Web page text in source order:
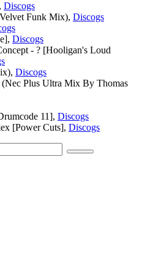
Discogs
Funk Mix), Discogs
Discogs
- ? [Hooligan's Loud
Discogs
(Nec Plus Ultra Mix By Thomas
11], Discogs
[Power Cuts], Discogs